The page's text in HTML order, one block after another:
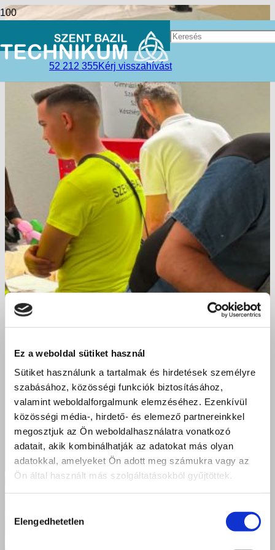
Ez a weboldal sütiket használ
Sütiket használunk a tartalmak és hirdetések személyre
szabásához, közösségi funkciók biztosításához,
valamint weboldalforgalmunk elemzéséhez. Ezenkívül
közösségi média-, hirdető- és elemező partnereinkkel
megosztjuk az Ön weboldalhasználatra vonatkozó
adatait, akik kombinálhatják az adatokat más olyan
adatokkal, amelyeket Ön adott meg számukra vagy az
Ön által használt más szolgáltatásokból gyűjtöttek.
kiválasztása
Elengedhetetlen
52 212 355Kérj visszahívást